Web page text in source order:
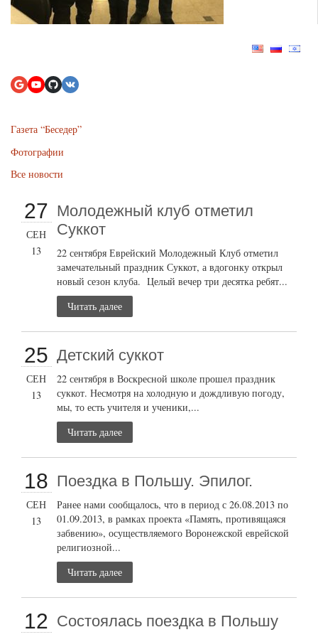
Газета “Беседер”
Фотографии
Все новости
27
СЕН
13
Молодежный клуб отметил
Суккот
22 сентября Еврейский Молодежный Клуб отметил
замечательный праздник Суккот, а вдогонку открыл
новый сезон клуба. Целый вечер три десятка ребят...
Читать далее
25
СЕН
13
Детский суккот
22 сентября в Воскресной школе прошел праздник
суккот. Несмотря на холодную и дождливую погоду,
мы, то есть учителя и ученики,...
Читать далее
18
СЕН
13
Поездка в Польшу. Эпилог.
Ранее нами сообщалось, что в период с 26.08.2013 по
01.09.2013, в рамках проекта «Память, противящаяся
забвению», осуществляемого Воронежской еврейской
религиозной...
Читать далее
12 Состоялась поездка в Польшу